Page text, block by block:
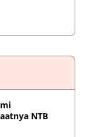
NTB